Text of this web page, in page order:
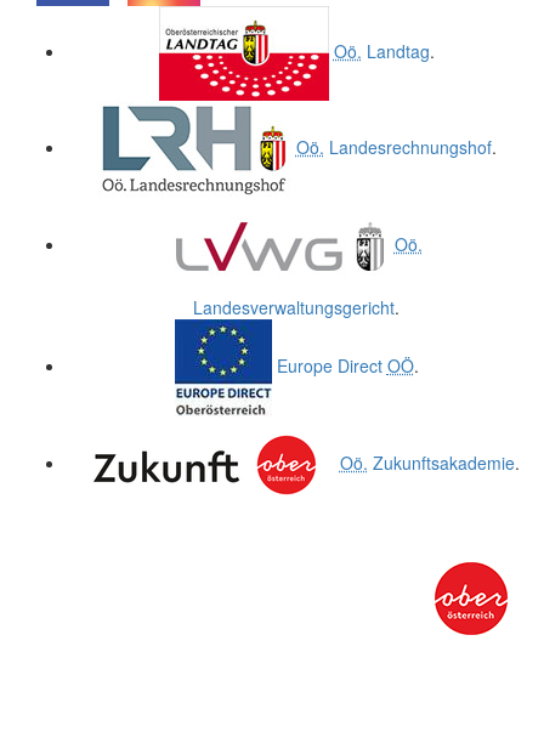
Oö. Landtag.
Oö. Landesrechnungshof.
Oö.
Landesverwaltungsgericht.
Europe Direct OÖ.
Oö. Zukunftsakademie.